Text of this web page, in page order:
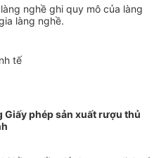
nghề ghi quy mô của làng
làng nghề.
tế
Giấy phép sản xuất rượu thủ